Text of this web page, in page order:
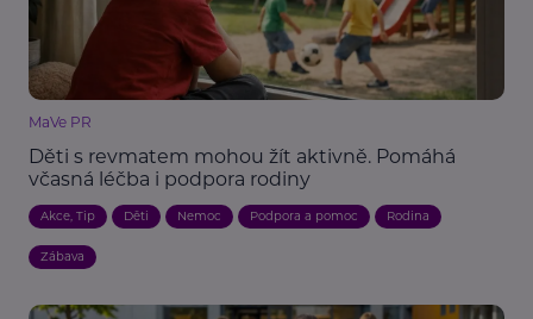
MaVe PR
Děti s revmatem mohou žít aktivně. Pomáhá
včasná léčba i podpora rodiny
Akce, Tip Děti Nemoc Podpora a pomoc Rodina
Zábava